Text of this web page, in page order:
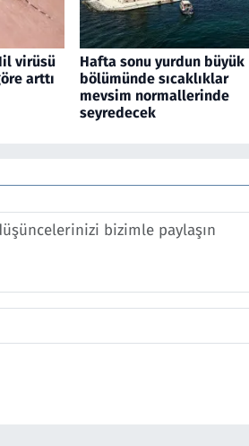
virüsü
arttı
Hafta sonu yurdun büyük
bölümünde sıcaklıklar
mevsim normallerinde
seyredecek